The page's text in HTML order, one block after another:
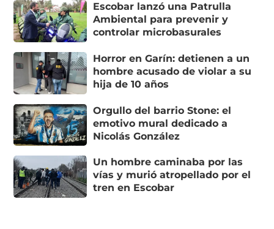
Escobar lanzó una Patrulla
Ambiental para prevenir y
controlar microbasurales
Horror en Garín: detienen a un
hombre acusado de violar a su
hija de 10 años
Orgullo del barrio Stone: el
emotivo mural dedicado a
Nicolás González
Un hombre caminaba por las
vías y murió atropellado por el
tren en Escobar